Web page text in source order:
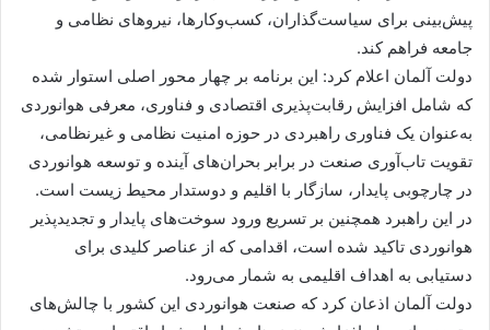
پیش‌بینی برای سیاست‌گذاران، کسب‌وکارها، نیروهای نظامی و
جامعه فراهم کند.
دولت آلمان اعلام کرد: این برنامه بر چهار محور اصلی استوار شده
که شامل افزایش رقابت‌پذیری اقتصادی و فناوری، معرفی هوانوردی
به‌عنوان یک فناوری راهبردی در حوزه امنیت نظامی و غیرنظامی،
تقویت تاب‌آوری صنعت در برابر بحران‌های آینده و توسعه هوانوردی
در چارچوبی پایدار، سازگار با اقلیم و دوستدار محیط زیست است.
در این راهبرد همچنین بر تسریع ورود سوخت‌های پایدار و تجدیدپذیر
هوانوردی تاکید شده است، اقدامی که از عناصر کلیدی برای
دستیابی به اهداف اقلیمی به شمار می‌رود.
دولت آلمان اذعان کرد که صنعت هوانوردی این کشور با چالش‌های